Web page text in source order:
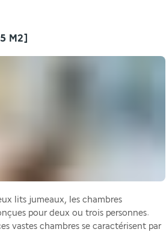
M2]
lits jumeaux, les chambres
pour deux ou trois personnes.
vastes chambres se caractérisent par